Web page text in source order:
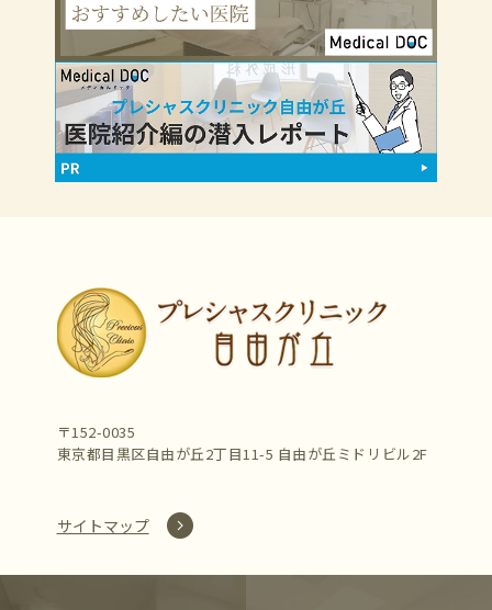
〒152-0035
東京都目黒区自由が丘2丁目11-5 自由が丘ミドリビル2F
サイトマップ